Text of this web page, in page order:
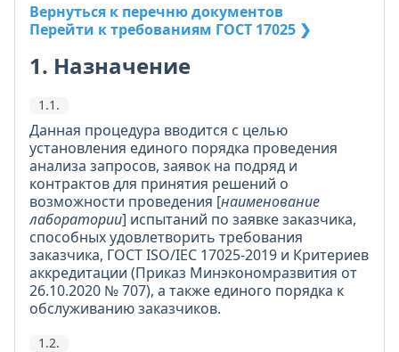
Вернуться к перечню документов
Перейти к требованиям ГОСТ 17025 ❯
1. Назначение
1.1.
Данная процедура вводится с целью
установления единого порядка проведения
анализа запросов, заявок на подряд и
контрактов для принятия решений о
возможности проведения [наименование
лаборатории] испытаний по заявке заказчика,
способных удовлетворить требования
заказчика, ГОСТ ISO/IEC 17025-2019 и Критериев
аккредитации (Приказ Минэкономразвития от
26.10.2020 № 707), а также единого порядка к
обслуживанию заказчиков.
1.2.